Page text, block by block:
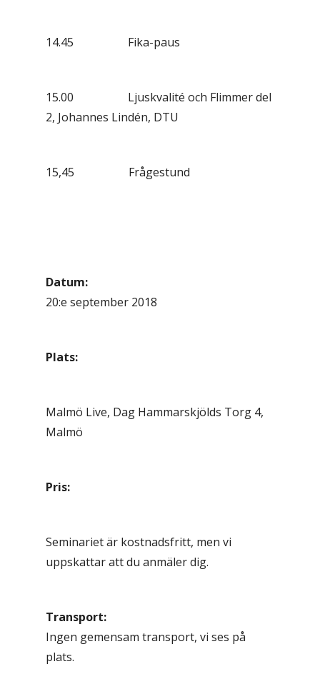
14.45 Fika-paus
15.00 Ljuskvalité och Flimmer del
2, Johannes Lindén, DTU
15,45 Frågestund
Datum:
20:e september 2018
Plats:
Malmö Live, Dag Hammarskjölds Torg 4,
Malmö
Pris:
Seminariet är kostnadsfritt, men vi
uppskattar att du anmäler dig.
Transport:
Ingen gemensam transport, vi ses på
plats.